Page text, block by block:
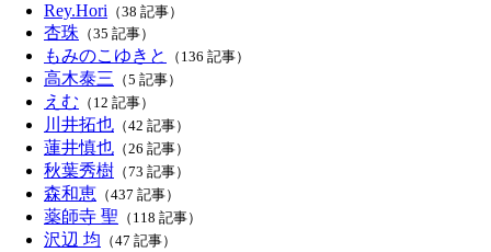
Rey.Hori （38 記事）
杏珠 （35 記事）
もみのこゆきと （136 記事）
高木泰三 （5 記事）
えむ （12 記事）
川井拓也 （42 記事）
蓮井慎也 （26 記事）
秋葉秀樹 （73 記事）
森和恵 （437 記事）
薬師寺 聖 （118 記事）
沢辺 均 （47 記事）